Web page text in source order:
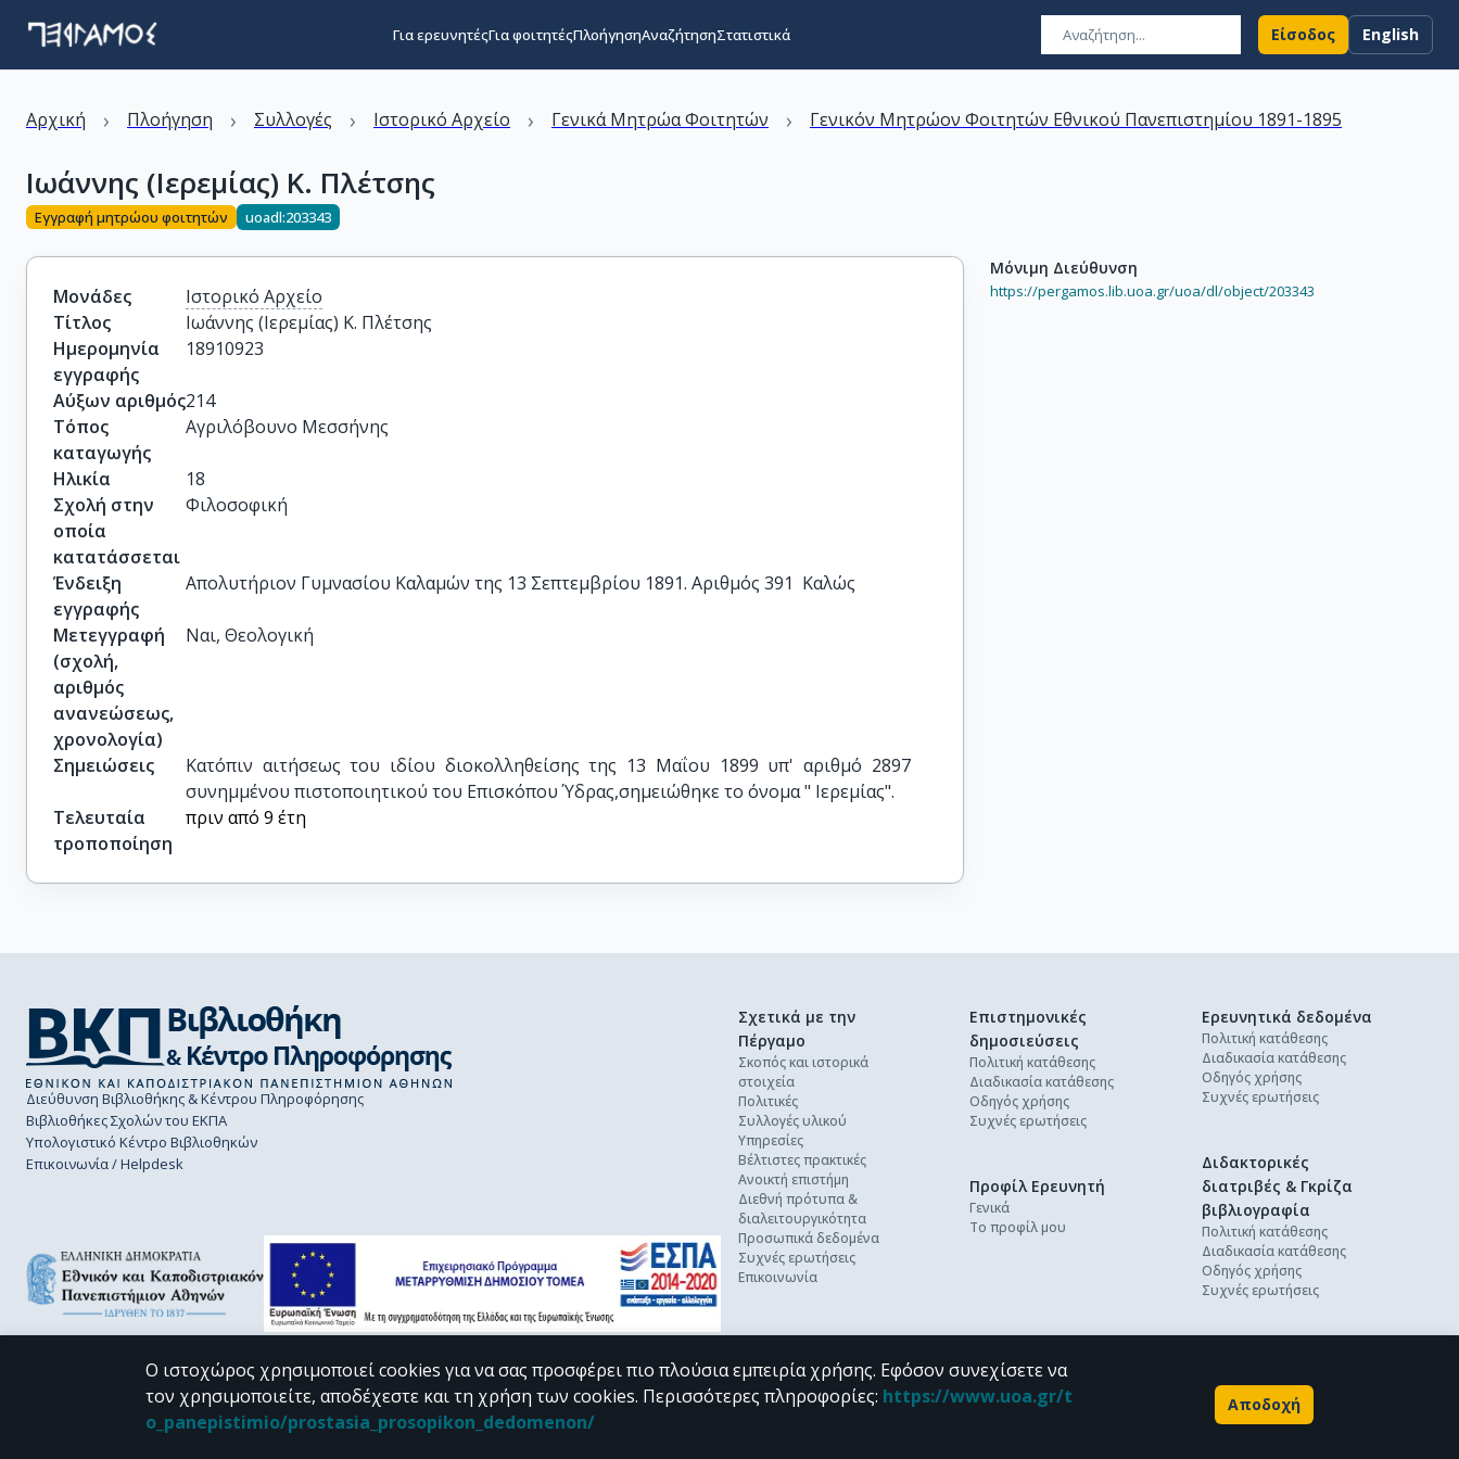
Για ερευνητέςΓια φοιτητέςΠλοήγησηΑναζήτησηΣτατιστικά Είσοδος English
Αρχική › Πλοήγηση › Συλλογές › Ιστορικό Αρχείο › Γενικά Μητρώα Φοιτητών › Γενικόν Μητρώον Φοιτητών Εθνικού Πανεπιστημίου 1891-1895
Ιωάννης (Ιερεμίας) Κ. Πλέτσης
Εγγραφή μητρώου φοιτητών uoadl:203343
Μονάδες
Ιστορικό Αρχείο
Τίτλος
Ιωάννης (Ιερεμίας) Κ. Πλέτσης
Ημερομηνία
εγγραφής
18910923
Αύξων αριθμός214
Τόπος
καταγωγής
Αγριλόβουνο Μεσσήνης
Ηλικία
18
Σχολή στην
οποία
κατατάσσεται
Φιλοσοφική
Ένδειξη
εγγραφής
Απολυτήριον Γυμνασίου Καλαμών της 13 Σεπτεμβρίου 1891. Αριθμός 391  Καλώς
Μετεγγραφή
(σχολή,
αριθμός
ανανεώσεως,
χρονολογία)
Ναι, Θεολογική
Σημειώσεις
Κατόπιν αιτήσεως του ιδίου διοκολληθείσης της 13 Μαΐου 1899 υπ' αριθμό 2897
συνημμένου πιστοποιητικού του Επισκόπου Ύδρας,σημειώθηκε το όνομα " Ιερεμίας".
Τελευταία
τροποποίηση
πριν από 9 έτη
Μόνιμη Διεύθυνση
https://pergamos.lib.uoa.gr/uoa/dl/object/203343
Διεύθυνση Βιβλιοθήκης & Κέντρου Πληροφόρησης
Βιβλιοθήκες Σχολών του ΕΚΠΑ
Υπολογιστικό Κέντρο Βιβλιοθηκών
Επικοινωνία / Helpdesk
Σχετικά με την
Πέργαμο
Σκοπός και ιστορικά
στοιχεία
Πολιτικές
Συλλογές υλικού
Υπηρεσίες
Βέλτιστες πρακτικές
Ανοικτή επιστήμη
Διεθνή πρότυπα &
διαλειτουργικότητα
Προσωπικά δεδομένα
Συχνές ερωτήσεις
Επικοινωνία
Επιστημονικές
δημοσιεύσεις
Πολιτική κατάθεσης
Διαδικασία κατάθεσης
Οδηγός χρήσης
Συχνές ερωτήσεις
Ερευνητικά δεδομένα
Πολιτική κατάθεσης
Διαδικασία κατάθεσης
Οδηγός χρήσης
Συχνές ερωτήσεις
Διδακτορικές
διατριβές & Γκρίζα
βιβλιογραφία
Πολιτική κατάθεσης
Διαδικασία κατάθεσης
Οδηγός χρήσης
Συχνές ερωτήσεις
Προφίλ Ερευνητή
Γενικά
Το προφίλ μου
CC BY-NC 4.0
Ο ιστοχώρος χρησιμοποιεί cookies για να σας προσφέρει πιο πλούσια εμπειρία χρήσης. Εφόσον συνεχίσετε να
τον χρησιμοποιείτε, αποδέχεστε και τη χρήση των cookies. Περισσότερες πληροφορίες: https://www.uoa.gr/t
o_panepistimio/prostasia_prosopikon_dedomenon/
Αποδοχή